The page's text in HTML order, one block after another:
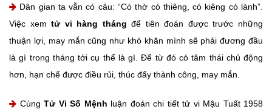
Dân gian ta vẫn có câu: “Có thờ có thiêng, có kiêng có lành”.
Việc xemtử vi hàng tháng để tiên đoán được trước những
thuận lợi, may mắn cũng như khó khăn mình sẽ phải đương đầu
là gì trong tháng tới cụ thể là gì. Để từ đó có tâm thái chủ động
hơn, hạn chế được điều rủi, thúc đẩy thành công, may mắn.
Cùng Tử Vi Số Mệnh luận đoán chi tiết tử vi Mậu Tuất 1958